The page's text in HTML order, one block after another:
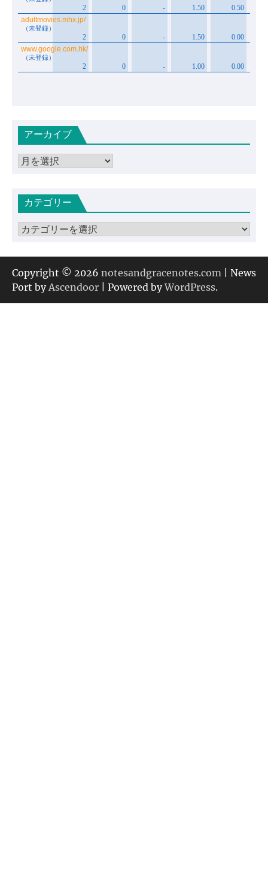
アーカイブ
ア
イカテゴリー
カ
ゴ
リ
ー
Copyright © 2026 notesandgracenotes.com | News
Port by Ascendoor | Powered byWordPress.